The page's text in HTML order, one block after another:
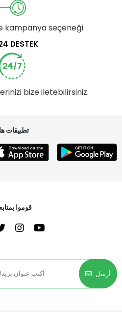
kampanya seçeneği
DESTEK
bize iletebilirsiniz.
تطبيقات
قوموا
أرسل